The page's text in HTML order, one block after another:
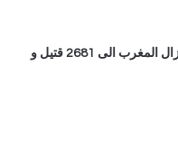
ارتفاع عدد ضحايا زلزال المغرب الى 2681 قتيل و